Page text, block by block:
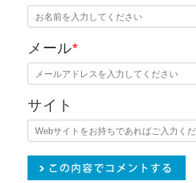
メール*
サイト